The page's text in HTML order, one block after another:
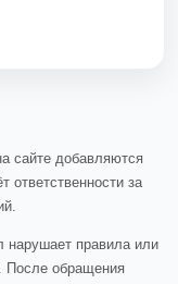
сайте добавляются
ответственности за
нарушает правила или
После обращения